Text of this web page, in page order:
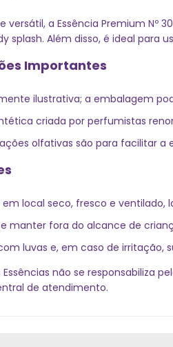
versátil, a Essência Premium Nº
splash. Além disso, é ideal
Importantes
ilustrativa; a embalagem
criada por perfumistas
olfativas são para facilitar a
local seco, fresco e ventilado,
manter fora do alcance de
luvas e, em caso de irritação,
Essências não se responsabiliza
de atendimento.